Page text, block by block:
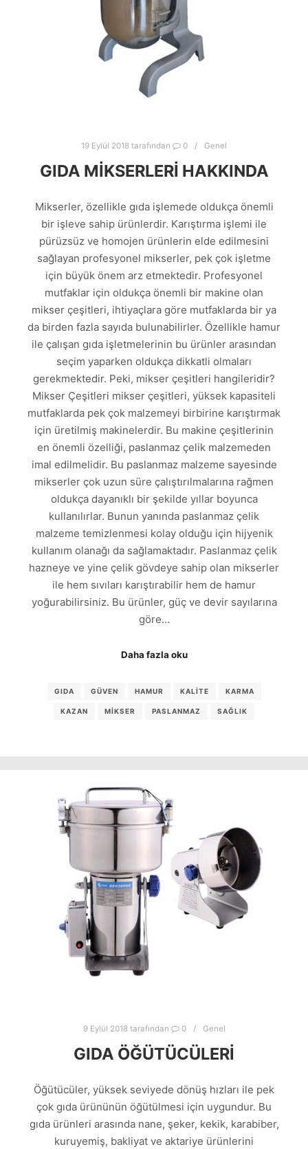
19 Eylül 2018 tarafından 0 Genel
GIDA MIKSERLERI HAKKINDA
Mikserler, özellikle gıda işlemede oldukça önemli
bir işleve sahip ürünlerdir. Karıştırma işlemi ile
pürüzsüz ve homojen ürünlerin elde edilmesini
sağlayan profesyonel mikserler, pek çok işletme
için büyük önem arz etmektedir. Profesyonel
mutfaklar için oldukça önemli bir makine olan
mikser çeşitleri, ihtiyaçlara göre mutfaklarda bir ya
da birden fazla sayıda bulunabilirler. Özellikle hamur
ile çalışan gıda işletmelerinin bu ürünler arasından
seçim yaparken oldukça dikkatli olmaları
gerekmektedir. Peki, mikser çeşitleri hangileridir?
Mikser Çeşitleri mikser çeşitleri, yüksek kapasiteli
mutfaklarda pek çok malzemeyi birbirine karıştırmak
için üretilmiş makinelerdir. Bu makine çeşitlerinin
en önemli özelliği, paslanmaz çelik malzemeden
imal edilmelidir. Bu paslanmaz malzeme sayesinde
mikserler çok uzun süre çalıştırılmalarına rağmen
oldukça dayanıklı bir şekilde yıllar boyunca
kullanılırlar. Bunun yanında paslanmaz çelik
malzeme temizlenmesi kolay olduğu için hijyenik
kullanım olanağı da sağlamaktadır. Paslanmaz çelik
hazneye ve yine çelik gövdeye sahip olan mikserler
ile hem sıvıları karıştırabilir hem de hamur
yoğurabilirsiniz. Bu ürünler, güç ve devir sayılarına
göre…
Daha fazla oku
GIDA GÜVEN HAMUR KALITE KARMA
KAZAN MIKSER PASLANMAZ SAĞLIK
9 Eylül 2018 tarafından 0 Genel
GIDA ÖĞÜTÜCÜLERI
Öğütücüler, yüksek seviyede dönüş hızları ile pek
çok gıda ürününün öğütülmesi için uygundur. Bu
gıda ürünleri arasında nane, şeker, kekik, karabiber,
kuruyemiş, bakliyat ve aktariye ürünlerini